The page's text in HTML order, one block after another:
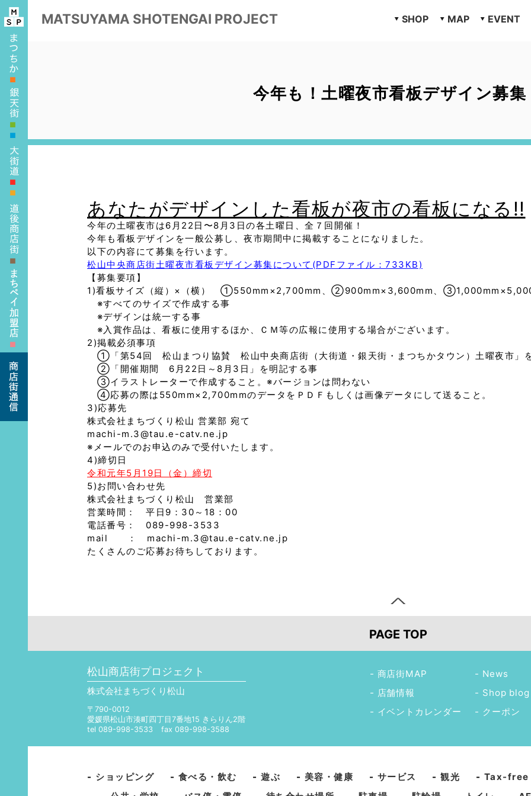
MATSUYAMA SHOTENGAI PROJECT SHOP MAP EVENT
■
■
■
■
■
■
■
今年も！土曜夜市看板デザイン募集
あなたがデザインした看板が夜市の看板になる!!
今年の土曜夜市は6月22日〜8月3日の各土曜日、全７回開催！
今年も看板デザインを一般公募し、夜市期間中に掲載することになりました。
以下の内容にて募集を行います。
松山中央商店街土曜夜市看板デザイン募集について(PDFファイル：733KB)
【募集要項】
1)看板サイズ（縦）×（横） ①550mm×2,700mm、②900mm×3,600mm、
※すべてのサイズで作成する事
※デザインは統一する事
※入賞作品は、看板に使用するほか、ＣＭ等の広報に使用する場合がございます。
2)掲載必須事項
①「第54回 松山まつり協賛 松山中央商店街（大街道・銀天街・まつちかタウン）土曜夜市」を
②「開催期間 6月22日～8月3日」を明記する事
➂イラストレーターで作成すること。※バージョンは問わない
④応募の際は550mm×2,700mmのデータをＰＤＦもしくは画像データにして送ること。
3)応募先
株式会社まちづくり松山 営業部 宛て
machi-m.3@tau.e-catv.ne.jp
※メールでのお申込のみで受付いたします。
4)締切日
令和元年5月19日（金）締切
5)お問い合わせ先
株式会社まちづくり松山 営業部
営業時間： 平日9：30～18：00
電話番号： 089-998-3533
mail ： machi-m.3@tau.e-catv.ne.jp
たくさんのご応募お待ちしております。
PAGE TOP
松山商店街プロジェクト
株式会社まちづくり松山
〒790-0012
愛媛県松山市湊町四丁目7番地15 きらりん2階
tel 089-998-3533
fax 089-998-3588
商店街MAP
店舗情報
イベントカレンダー
News
Shop blog
クーポン
- ショッピング - 食べる・飲む - 遊ぶ - 美容・健康 - サービス - 観光 - Tax-free